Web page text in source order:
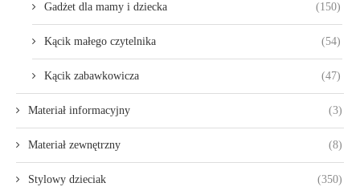
Gadżet dla mamy i dziecka (150)
Kącik małego czytelnika (54)
Kącik zabawkowicza (47)
Materiał informacyjny (3)
Materiał zewnętrzny (8)
Stylowy dzieciak (350)